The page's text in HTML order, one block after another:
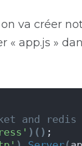
va créer
« app.js »
and redis
) ( ) ;